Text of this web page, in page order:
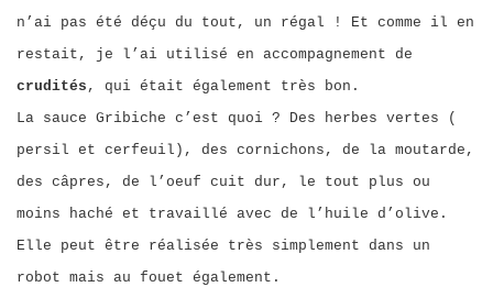
n’ai pas été déçu du tout, un régal ! Et comme il en
restait, je l’ai utilisé en accompagnement de
crudités , qui était également très bon.
La sauce Gribiche c’est quoi ? Des herbes vertes (
persil et cerfeuil), des cornichons, de la moutarde,
des câpres, de l’oeuf cuit dur, le tout plus ou
moins haché et travaillé avec de l’huile d’olive.
Elle peut être réalisée très simplement dans un
robot mais au fouet également.